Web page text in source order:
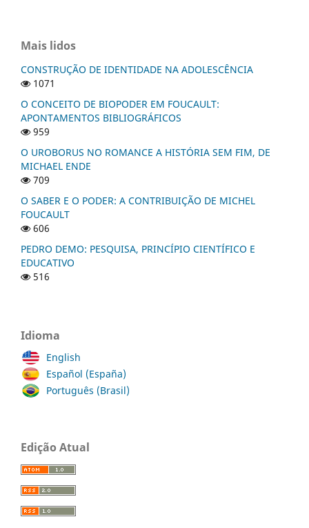
Mais lidos
CONSTRUÇÃO DE IDENTIDADE NA ADOLESCÊNCIA
1071
O CONCEITO DE BIOPODER EM FOUCAULT:
APONTAMENTOS BIBLIOGRÁFICOS
959
O UROBORUS NO ROMANCE A HISTÓRIA SEM FIM, DE
MICHAEL ENDE
709
O SABER E O PODER: A CONTRIBUIÇÃO DE MICHEL
FOUCAULT
606
PEDRO DEMO: PESQUISA, PRINCÍPIO CIENTÍFICO E
EDUCATIVO
516
Idioma
English
Español (España)
Português (Brasil)
Edição Atual